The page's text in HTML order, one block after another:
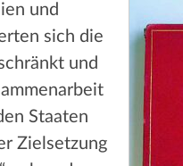
und
sich die
und
Staaten
Zielsetzung